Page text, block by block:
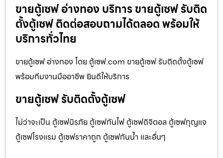
ขายตู้เซฟ อ่างทอง บริการ ขายตู้เซฟ รับติด
ตั้งตู้เซฟ ติดต่อสอบถามได้ตลอด พร้อมให้
บริการทั่วไทย
ขายตู้เซฟ อ่างทอง โดย ตู้เซฟ.com ขายตู้เซฟ รับติดตั้งตู้เซฟ
พร้อมทีมงานมืออาชีพ ยินดีให้บริการ
ขายตู้เซฟ รับติดตั้งตู้เซฟ
ไม่ว่าจะเป็น ตู้เซฟนิรภัย ตู้เซฟกันไฟ ตู้เซฟดิจิตอล ตู้เซฟกุญแจ
ตู้เซฟโรงแรม ตู้เซฟราคาถูก ตู้เซฟกันน้ำ และอื่นๆ